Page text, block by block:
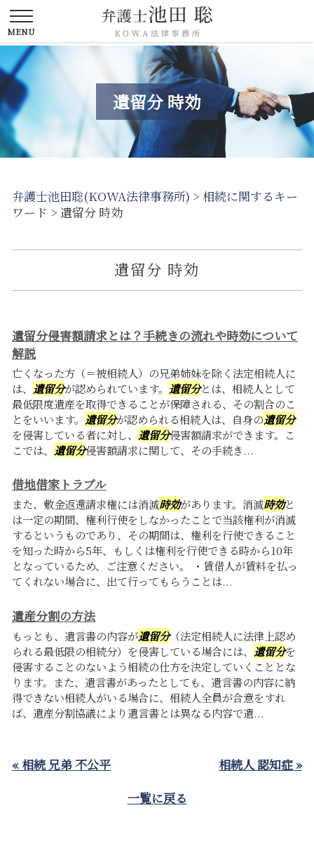
遺留分 時効
弁護士池田聡(KOWA法律事務所) > 相続に関するキー
ワード > 遺留分 時効
遺留分 時効
遺留分侵害額請求とは？手続きの流れや時効について
解説
亡くなった方（＝被相続人）の兄弟姉妹を除く法定相続人に
は、 遺留分が認められています。 遺留分とは、相続人として
最低限度遺産を取得できることが保障される、その割合のこ
とをいいます。 遺留分が認められる相続人は、自身の遺留分
を侵害している者に対し、 遺留分侵害額請求ができます。こ
こでは、 遺留分侵害額請求に関して、その手続き...
借地借家トラブル
また、敷金返還請求権には消滅時効があります。消滅時効と
は一定の期間、権利行使をしなかったことで当該権利が消滅
するというものであり、その期間は、権利を行使できること
を知った時から5年、もしくは権利を行使できる時から10年
となっているため、ご注意ください。 ・賃借人が賃料を払っ
てくれない場合に、出て行ってもらうことは...
遺産分割の方法
もっとも、遺言書の内容が遺留分（法定相続人に法律上認め
られる最低限の相続分）を侵害している場合には、 遺留分を
侵害することのないよう相続の仕方を決定していくこととな
ります。また、遺言書があったとしても、遺言書の内容に納
得できない相続人がいる場合に、相続人全員が合意をすれ
ば、遺産分割協議により遺言書とは異なる内容で遺...
« 相続 兄弟 不公平
相続人 認知症 »
一覧に戻る